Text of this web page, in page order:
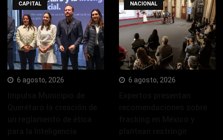
CAPITAL
6 agosto, 2026
NACIONAL
6 agosto, 2026